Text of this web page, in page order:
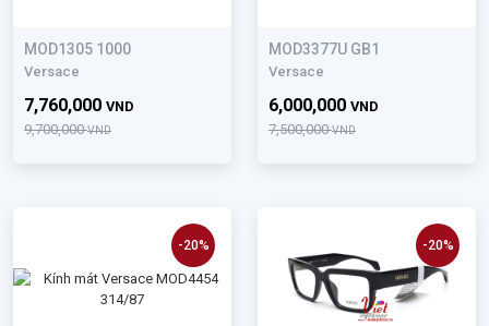
MOD1305 1000
Versace
9,700,000VND
7,760,000 VND
MOD3377U GB1
Versace
7,500,000VND
6,000,000 VND
-20% -20%